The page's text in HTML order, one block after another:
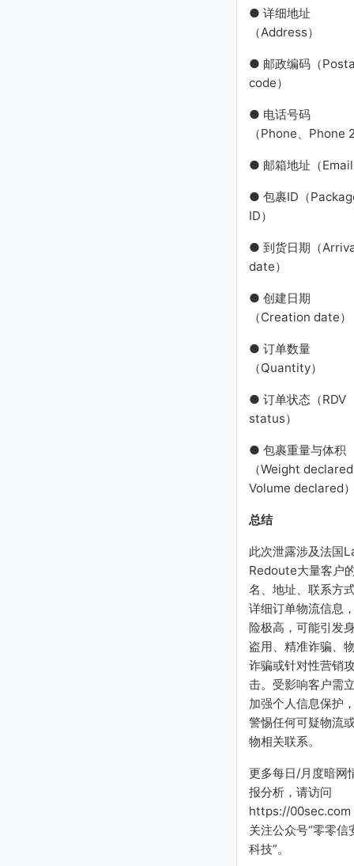
● 详细地址
（Address）
● 邮政编码（
code）
● 电话号码
（Phone、Phone
● 邮箱地址（
● 包裹ID（
ID）
● 到货日期（
date）
● 创建日期
（Creation date）
● 订单数量
（Quantity）
● 订单状态（RDV
status）
● 包裹重量与体积
（Weight
Volume declared
总结
此次泄露涉及法国
Redoute大量客户
名、地址、联系方
详细订单物流信息
险极高，可能引发
盗用、精准诈骗、
诈骗或针对性营销
击。受影响客户需
加强个人信息保护
警惕任何可疑物流
物相关联系。
更多每日/月度暗网
报分析，请访问
https://00sec.com
关注公众号“零零信
科技”。